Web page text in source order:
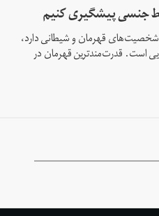
جنسی پیشگیری کنیم
قهرمان و شیطانی دارد،
است. قدرت‌مندترین قهرمان در